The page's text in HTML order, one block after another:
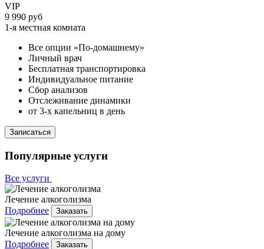
VIP
9 990 руб
1-я местная комната
Все опции «По-домашнему»
Личный врач
Бесплатная транспортировка
Индивидуальное питание
Сбор анализов
Отслеживание динамики
от 3-х капельниц в день
Записаться
Популярные услуги
Все услуги
Лечение алкоголизма
Подробнее
Заказать
Лечение алкоголизма на дому
Подробнее
Заказать